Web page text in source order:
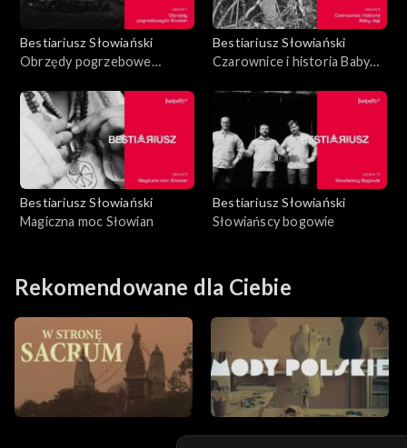
Bestiariusz Słowiański
Obrzędy pogrzebowe
Bestiariusz Słowiański
Czarownice i historia Baby
Bestiariusz Słowiański
Magiczna moc Słowian
Bestiariusz Słowiański
Słowiańscy bogowie
Rekomendowane dla Ciebie